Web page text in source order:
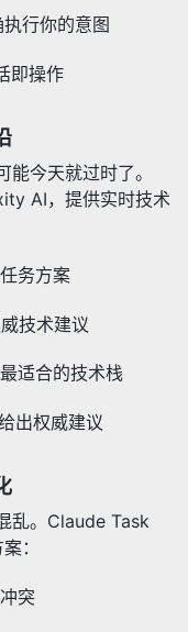
行你的意图
即操作
今天就过时了。
AI，提供实时技术
务方案
技术建议
适合的技术栈
出权威建议
乱。Claude Task
：
突